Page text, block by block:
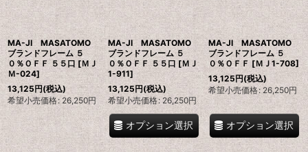
MA-JI MASATOMO
ブランドフレーム ５
０％ＯＦＦ ５５口 [ＭＪ
Ｍ-024]
13,125円(税込)
希望小売価格: 26,250円
MA-JI MASATOMO
ブランドフレーム ５
０％ＯＦＦ ５５口 [ＭＪ
1-911]
13,125円(税込)
希望小売価格: 26,250円
オプション選択
MA-JI MASATOMO
ブランドフレーム ５
０％ＯＦＦ [ＭＪ1-708]
13,125円(税込)
希望小売価格: 26,250円
オプション選択